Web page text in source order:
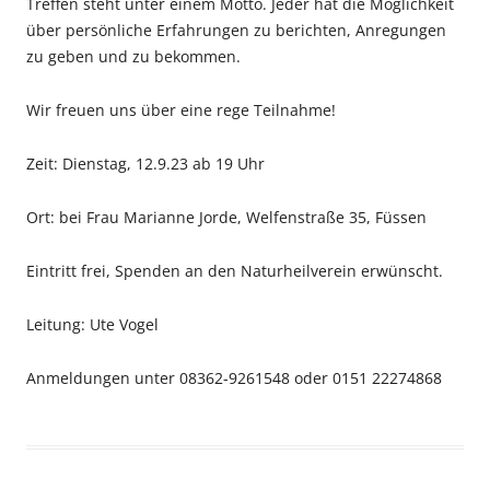
über persönliche Erfahrungen zu berichten, Anregungen
zu geben und zu bekommen.
Wir freuen uns über eine rege Teilnahme!
Zeit: Dienstag, 12.9.23 ab 19 Uhr
Ort: bei Frau Marianne Jorde, Welfenstraße 35, Füssen
Eintritt frei, Spenden an den Naturheilverein erwünscht.
Leitung: Ute Vogel
Anmeldungen unter 08362-9261548 oder 0151 22274868